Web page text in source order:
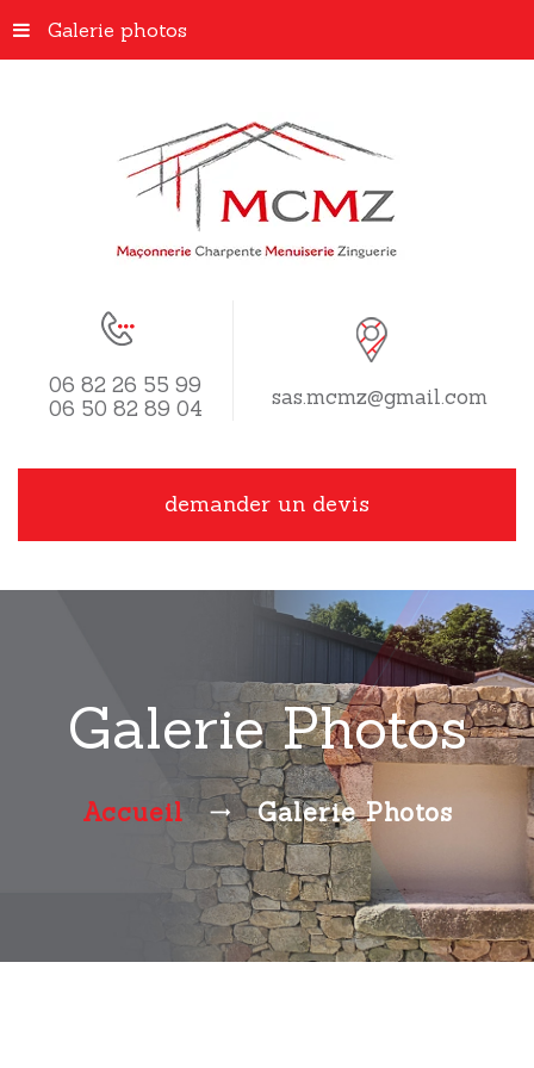
06 82 26 55 99
06 50 82 89 04
sas.mcmz@gmail.com
demander un devis
Galerie photos
Galerie Photos
Accueil Galerie Photos